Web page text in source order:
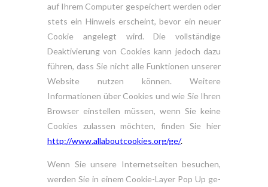
auf Ihrem Computer gespeichert werden oder
stets ein Hinweis erscheint, bevor ein neuer
Cookie angelegt wird. Die vollständige
Deaktivierung von Cookies kann jedoch dazu
führen, dass Sie nicht alle Funktionen unserer
Website nutzen können. Weitere
Informationen über Cookies und wie Sie Ihren
Browser einstellen müssen, wenn Sie keine
Cookies zulassen möchten, finden Sie hier
http://www.allaboutcookies.org/ge/.
Wenn Sie unsere Internetseiten besuchen,
werden Sie in einem Cookie-Layer Pop Up ge-